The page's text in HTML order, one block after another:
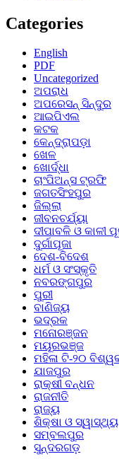
Categories
English
PDF
Uncategorized
ଅପରାଧ
ଅପରେସନ୍ ସିନ୍ଦୁର
ଆଇପିଏଲ
କଟକ
କେନ୍ଦ୍ରାପଡ଼ା
ଖେଳ
ଖୋର୍ଦ୍ଧା
ଚାଂପିଅନ୍ସ ଟ୍ରଫି
ଜଗତସିଂହପୁର
ଜିଲ୍ଲା
ଜୀବନଚର୍ଯ୍ୟା
ଦୀପାବଳି ଓ କାଳୀ
ଦୁର୍ଗାପୂଜା
ଦେଶ-ବିଦେଶ
ଧର୍ମ ଓ ସଂସ୍କୃତି
ନବରଙ୍ଗପୁର
ପୁରୀ
ବାଣିଜ୍ୟ
ଭଦ୍ରକ
ମନୋରଞ୍ଜନ
ମୟୂରଭଞ୍ଜ
ମହିଳା ଟି-୨୦
ଯାଜପୁର
ରାକ୍ଷୀ ବନ୍ଧନ
ରାଜନୀତି
ରାଜ୍ୟ
ଶିକ୍ଷା ଓ ସ୍ୱାସ୍ଥ୍ୟ
ସମ୍ବଲପୁର
ସୁନ୍ଦରଗଡ଼